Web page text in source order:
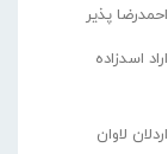
احمدرضا پذیر
اراد اسدزاده
اردلان لاوان